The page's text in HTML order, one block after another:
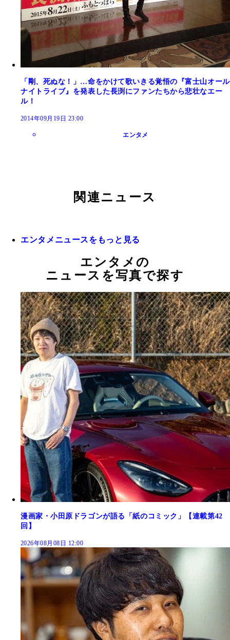
「剛、死ぬな！」…命をかけて歌いきる覚悟の『富士山オール
ナイトライブ』を発表した長渕にファンたちから悲壮なエー
ル！
2014年09月19日 23:00
エンタメ
関連ニュース
エンタメニュースをもっと見る
エンタメの
ニュースを写真で探す
漫画家・小田原ドラゴンが語る「紙のコミック」【連載第42
回】
2026年08月08日 12:00